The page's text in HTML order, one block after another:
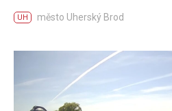
UH město Uherský Brod